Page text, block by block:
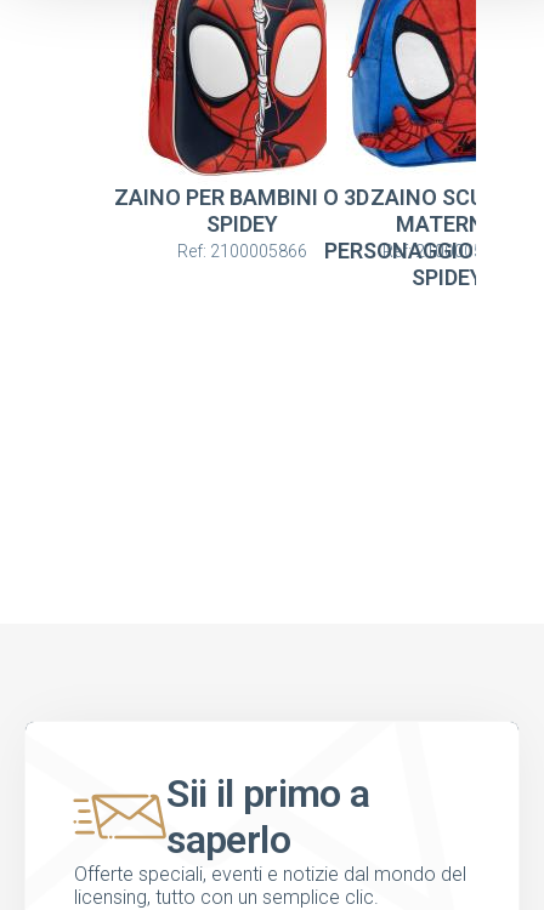
ZAINO PER BAMBINI O 3D
SPIDEY
Ref: 2100005866
ZAINO SCUOLA
MATERNA
PERSONAGGIO
SPIDEY
Ref: 2100005830
Sii il primo a
saperlo
Offerte speciali, eventi e notizie dal mondo del
licensing, tutto con un semplice clic.